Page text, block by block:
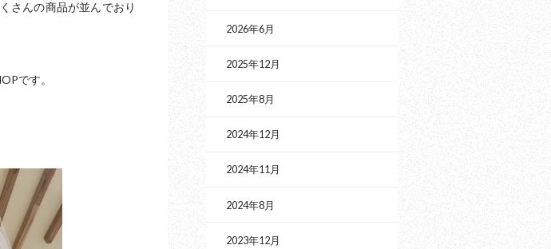
さんの商品が並んでおり
です。
2026年6月
2025年12月
2025年8月
2024年12月
2024年11月
2024年8月
2023年12月